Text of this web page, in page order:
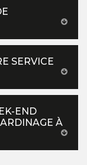
SERVICE
END
À